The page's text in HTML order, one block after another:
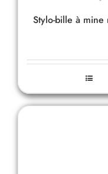
Stylo-bille à